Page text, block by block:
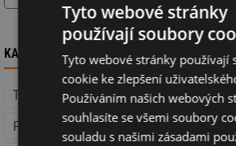
KAM DÁL
Teplárenství (Energetika) Vytápění
Příprava teplé vody (Voda, kanalizace)
Tyto webové stránky
používají soubory
Tyto webové stránky používají
cookie ke zlepšení
Používáním našich webových
souhlasíte se všemi soubory
souladu s našimi zásadami